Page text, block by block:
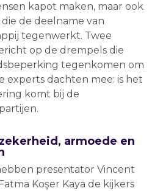
kapot maken, maar ook
de deelname van
tegenwerkt. Twee
op de drempels die
tegenkomen om
experts dachten mee: is het
komt bij de
armoede en
presentator Vincent
Koşer Kaya de kijkers